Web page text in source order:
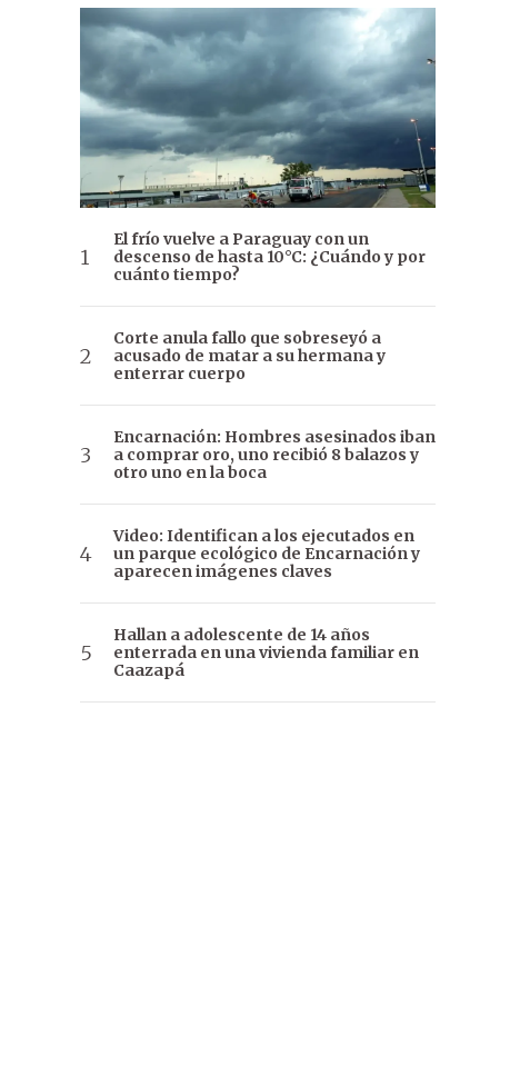
El frío vuelve a Paraguay con un
descenso de hasta 10°C: ¿Cuándo y por
cuánto tiempo?
Corte anula fallo que sobreseyó a
acusado de matar a su hermana y
enterrar cuerpo
Encarnación: Hombres asesinados iban
a comprar oro, uno recibió 8 balazos y
otro uno en la boca
Video: Identifican a los ejecutados en
un parque ecológico de Encarnación y
aparecen imágenes claves
Hallan a adolescente de 14 años
enterrada en una vivienda familiar en
Caazapá